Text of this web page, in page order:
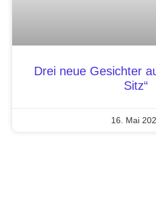
Drei neue Gesichter
Sitz“
16. Mai